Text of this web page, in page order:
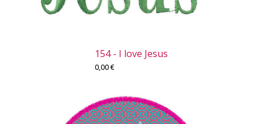
154 - I love Jesus
0,00€